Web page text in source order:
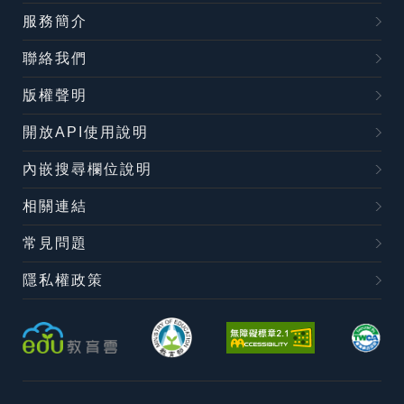
服務簡介
聯絡我們
版權聲明
開放API使用說明
內嵌搜尋欄位說明
相關連結
常見問題
隱私權政策